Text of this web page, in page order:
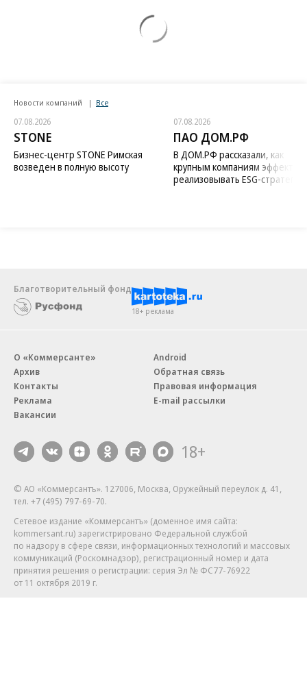
Новости компаний Все
07.08.2026
STONE
Бизнес-центр STONE Римская
возведен в полную высоту
07.08.2026
ПАО ДОМ.РФ
В ДОМ.РФ рассказали, как
крупным компаниям
реализовывать ESG-стратегию
Благотворительный фонд
18+ реклама
О «Коммерсанте»
Архив
Контакты
Реклама
Вакансии
Android
Обратная связь
Правовая информация
E-mail рассылки
18+
© АО «Коммерсантъ». 127006, Москва, Оружейный переулок д. 41,
тел. +7 (495) 797-69-70.
Сетевое издание «Коммерсантъ» (доменное имя сайта:
kommersant.ru) зарегистрировано Федеральной службой
по надзору в сфере связи, информационных технологий и массовых
коммуникаций (Роскомнадзор), регистрационный номер и дата
принятия решения о регистрации: серия Эл № ФС77-76922
от 11 октября 2019 г.